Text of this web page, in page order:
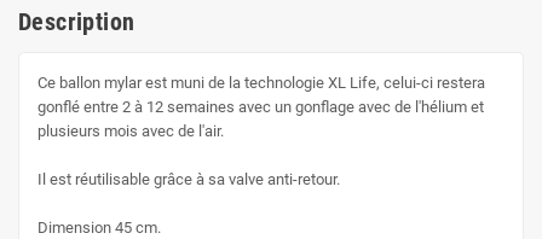
Description
Ce ballon mylar est muni de la technologie XL Life, celui-ci restera
gonflé entre 2 à 12 semaines avec un gonflage avec de l'hélium et
plusieurs mois avec de l'air.
Il est réutilisable grâce à sa valve anti-retour.
Dimension 45 cm.